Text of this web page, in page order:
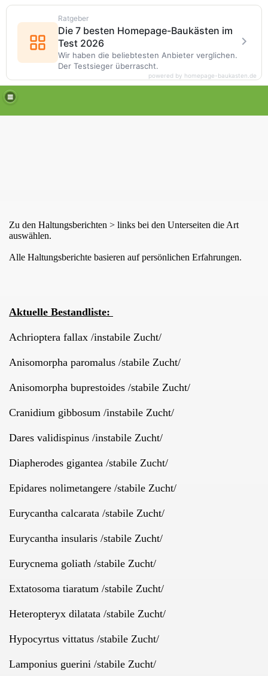
Zu den Haltungsberichten > links bei den Unterseiten die Art
auswählen.
Alle Haltungsberichte basieren auf persönlichen Erfahrungen.
Aktuelle Bestandliste:
Achrioptera fallax /instabile Zucht/
Anisomorpha paromalus /stabile Zucht/
Anisomorpha buprestoides /stabile Zucht/
Cranidium gibbosum /instabile Zucht/
Dares validispinus /instabile Zucht/
Diapherodes gigantea /stabile Zucht/
Epidares nolimetangere /stabile Zucht/
Eurycantha calcarata /stabile Zucht/
Eurycantha insularis /stabile Zucht/
Eurycnema goliath /stabile Zucht/
Extatosoma tiaratum /stabile Zucht/
Heteropteryx dilatata /stabile Zucht/
Hypocyrtus vittatus /stabile Zucht/
Lamponius guerini /stabile Zucht/
Ratgeber
Die 7 besten Homepage-Baukästen im
Test 2026
Wir haben die beliebtesten Anbieter verglichen.
Der Testsieger überrascht.
powered by homepage-baukasten.de